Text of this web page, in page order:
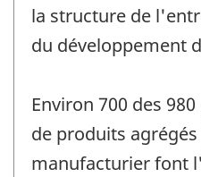
la structure de
du développement
Environ 700 des
de produits
manufacturier font